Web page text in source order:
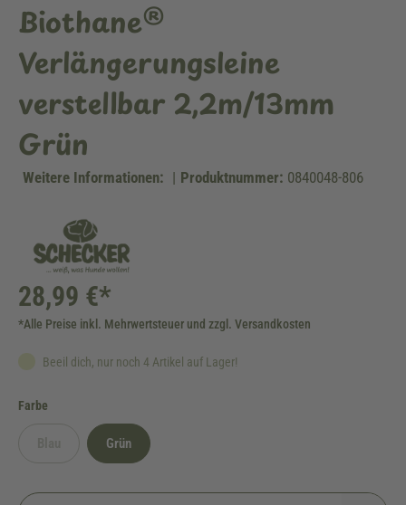
Biothane®
Verlängerungsleine
verstellbar 2,2m/13mm
Grün
Weitere Informationen: | Produktnummer: 0840048-806
28,99 €*
*Alle Preise inkl. Mehrwertsteuer und zzgl. Versandkosten
Beeil dich, nur noch 4 Artikel auf Lager!
Farbe
(Diese Option ist zurzeit nicht verfügbar.)
Grün